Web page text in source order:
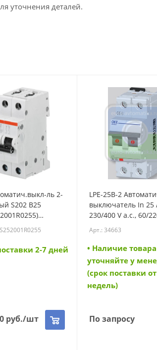
уточнения деталей.
ль 2-
S202 B25
2-7 дней
руб./шт
LPE-25B-2
выключатель In 25
230/400 V a.c., 60/
полюс, Icn 6 kA
Арт.: 34663
• Наличие товара
уточняйте у
(срок поставки
недель)
По запросу